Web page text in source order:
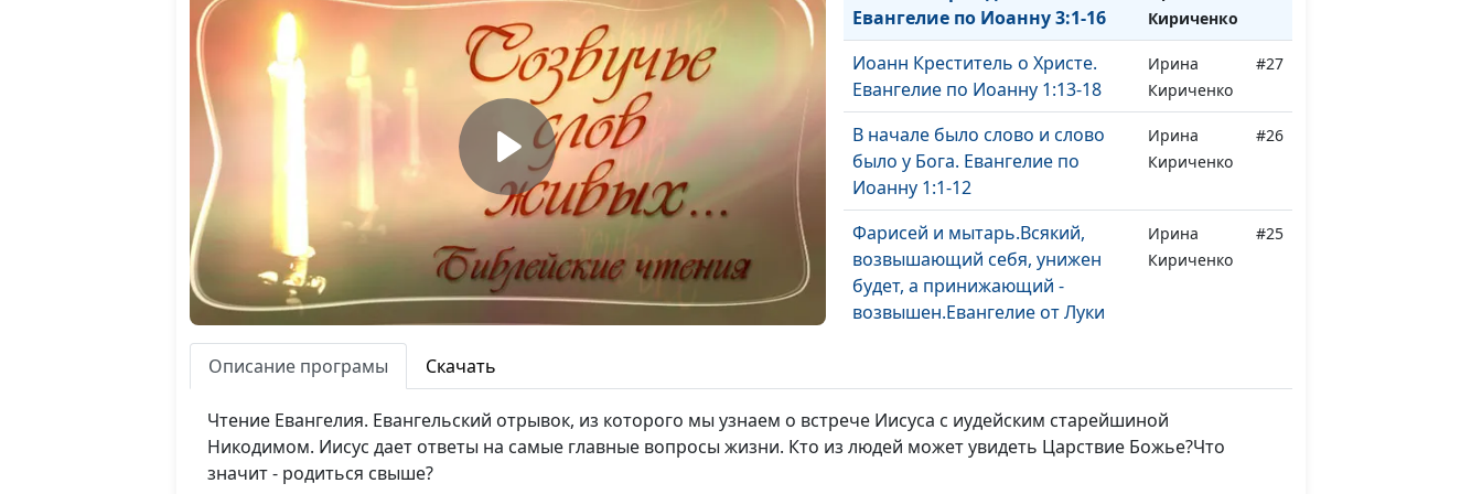
Евангелие по Иоанну 3:1-16
Кириченко
Иоанн Креститель о Христе.
Евангелие по Иоанну 1:13-18
Ирина
Кириченко
#27
В начале было слово и слово
было у Бога. Евангелие по
Иоанну 1:1-12
Ирина
Кириченко
#26
Фарисей и мытарь.Всякий,
возвышающий себя, унижен
будет, а принижающий -
возвышен.Евангелие от Луки
Ирина
Кириченко
#25
Молитесь, не переставайте.
Евангелие от Луки 18:1-8
Ирина
Кириченко
#24
Исцеление Прокаженных. О
Ирина
Описание програмы Скачать
Чтение Евангелия. Евангельский отрывок, из которого мы узнаем о встрече Иисуса с иудейским старейшиной
Никодимом. Иисус дает ответы на самые главные вопросы жизни. Кто из людей может увидеть Царствие Божье?Что
значит - родиться свыше?